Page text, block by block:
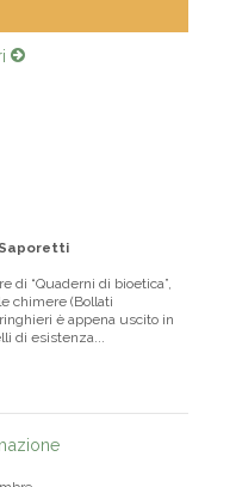
Saporetti
di “Quaderni di bioetica”,
chimere (Bollati
è appena uscito in
di esistenza...